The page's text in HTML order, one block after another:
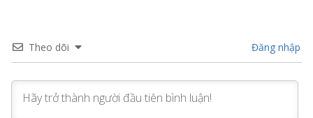
Theo dõi Đăng nhập